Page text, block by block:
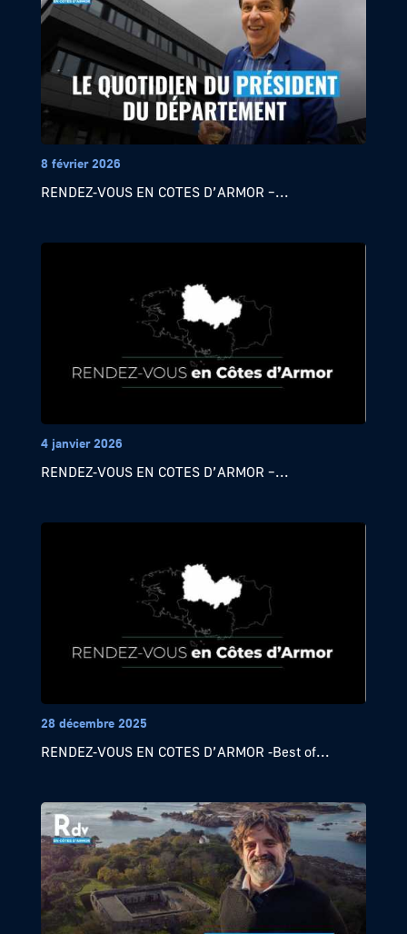
8 février 2026
RENDEZ-VOUS EN COTES D’ARMOR –...
4 janvier 2026
RENDEZ-VOUS EN COTES D’ARMOR –...
28 décembre 2025
RENDEZ-VOUS EN COTES D’ARMOR -Best of...